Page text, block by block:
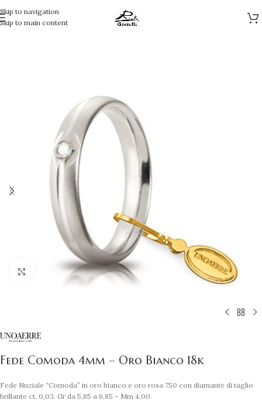
Skip to navigation
Skip to main content
Clicca per ingrandire
Fede Comoda 4mm – Oro Bianco 18k
Fede Nuziale “Comoda” in oro bianco e oro rosa 750 con diamante di taglio
brillante ct. 0,03. Gr da 5,85 a 6,85 – Mm 4,00.